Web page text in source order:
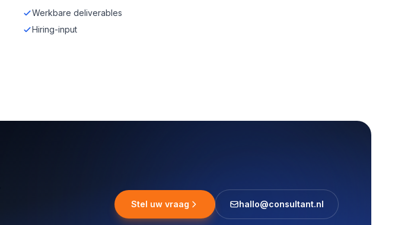
Werkbare deliverables
Hiring-input
Stel uw vraag hallo@consultant.nl